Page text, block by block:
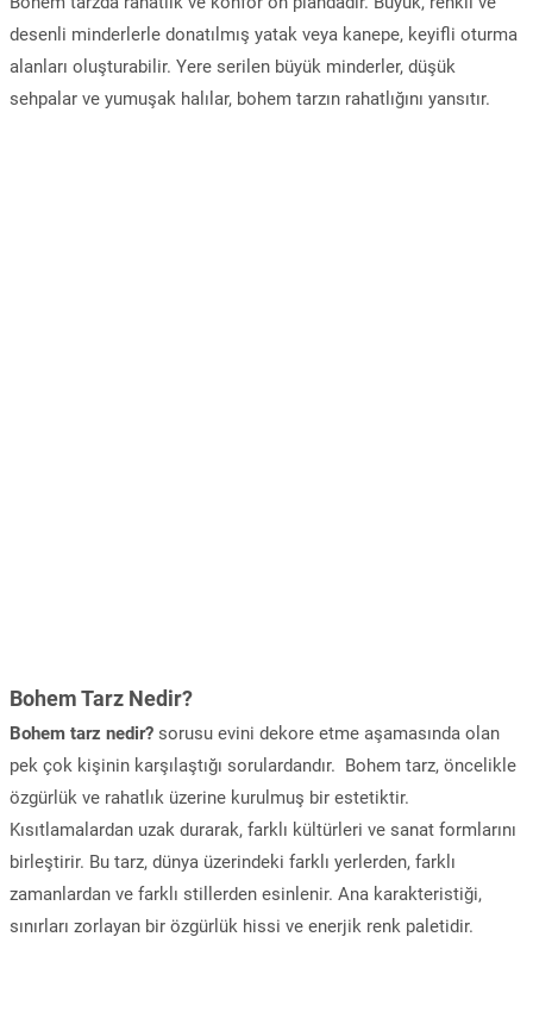
desenli minderlerle donatılmış yatak veya kanepe, keyifli oturma
alanları oluşturabilir. Yere serilen büyük minderler, düşük
sehpalar ve yumuşak halılar, bohem tarzın rahatlığını yansıtır.
Bohem Tarz Nedir?
Bohem tarz nedir? sorusu evini dekore etme aşamasında olan
pek çok kişinin karşılaştığı sorulardandır. Bohem tarz, öncelikle
özgürlük ve rahatlık üzerine kurulmuş bir estetiktir.
Kısıtlamalardan uzak durarak, farklı kültürleri ve sanat formlarını
birleştirir. Bu tarz, dünya üzerindeki farklı yerlerden, farklı
zamanlardan ve farklı stillerden esinlenir. Ana karakteristiği,
sınırları zorlayan bir özgürlük hissi ve enerjik renk paletidir.